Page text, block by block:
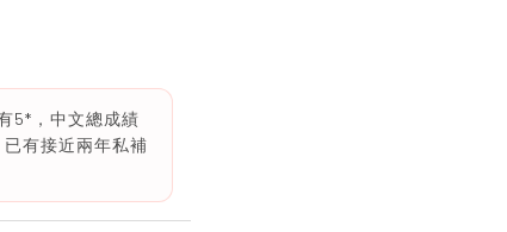
5*，中文總成績
有接近兩年私補